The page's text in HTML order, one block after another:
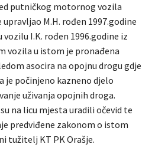
putničkog motornog vozila
upravljao M.H. rođen 1997.godine
vozilu I.K. rođen 1996.godine iz
vozila u istom je pronađena
asocira na opojnu drogu gdje
je počinjeno kazneno djelo
uživanja opojnih droga.
na licu mjesta uradili očevid te
predviđene zakonom o istom
tužitelj KT PK Orašje.